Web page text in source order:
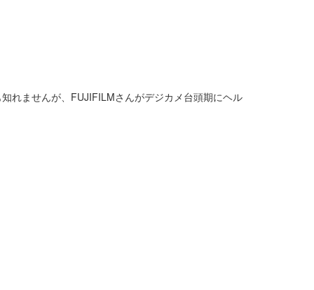
れませんが、FUJIFILMさんがデジカメ台頭期にヘル